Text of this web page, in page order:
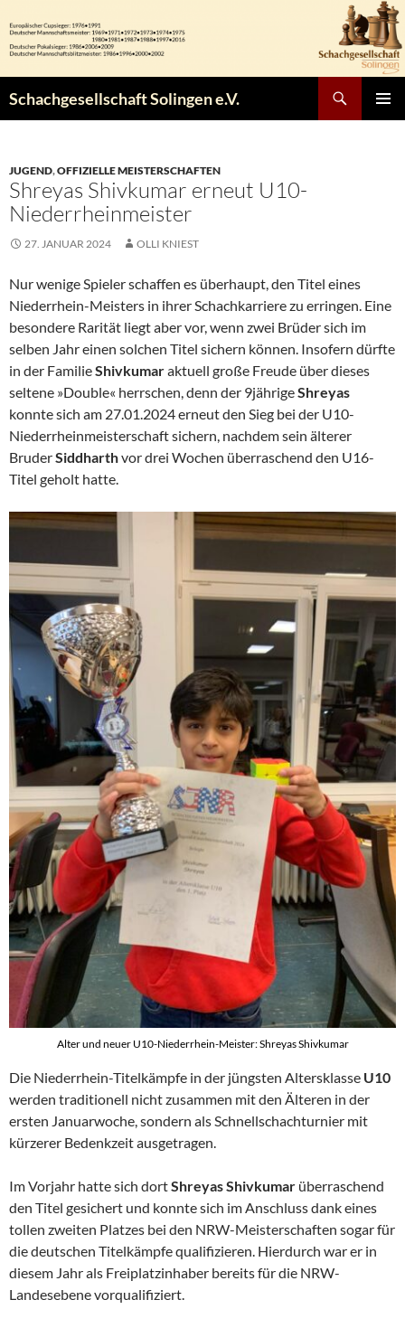
Inhalt
springen
Schachgesellschaft Solingen e.V.
JUGEND,OFFIZIELLE MEISTERSCHAFTEN
Shreyas Shivkumar erneut U10-
Niederrheinmeister
27. JANUAR 2024 OLLI KNIEST
Nur wenige Spieler schaffen es überhaupt, den Titel eines
Niederrhein-Meisters in ihrer Schachkarriere zu erringen. Eine
besondere Rarität liegt aber vor, wenn zwei Brüder sich im
selben Jahr einen solchen Titel sichern können. Insofern dürfte
in der FamilieShivkumaraktuell große Freude über dieses
seltene »Double« herrschen, denn der 9jährigeShreyas
konnte sich am 27.01.2024 erneut den Sieg bei der U10-
Niederrheinmeisterschaft sichern, nachdem sein älterer
BruderSiddharthvor drei Wochen überraschend den U16-
Titel geholt hatte.
Alter und neuer U10-Niederrhein-Meister: Shreyas Shivkumar
Die Niederrhein-Titelkämpfe in der jüngsten Altersklasse U10
werden traditionell nicht zusammen mit den Älteren in der
ersten Januarwoche, sondern als Schnellschachturnier mit
kürzerer Bedenkzeit ausgetragen.
Im Vorjahr hatte sich dortShreyas Shivkumar überraschend
den Titel gesichert und konnte sich im Anschluss dank eines
tollen zweiten Platzes bei den NRW-Meisterschaften sogar für
die deutschen Titelkämpfe qualifizieren. Hierdurch war er in
diesem Jahr als Freiplatzinhaber bereits für die NRW-
Landesebene vorqualifiziert.